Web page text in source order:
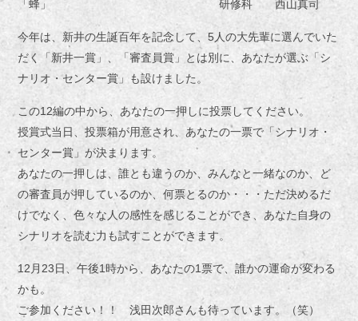
「蜂」 研修科 西山真司
今年は、新井の生誕百年を記念して、5人の大先輩に選んでいた
だく「新井一賞」、「審査員賞」とは別に、あなたが選ぶ「シ
ナリオ・センター賞」も設けました。
この12編の中から、あなたの一押しに投票してください。
授賞式当日、投票箱が用意され、あなたの一票で「シナリオ・
センター賞」が決まります。
あなたの一押しは、誰とも違うのか、みんなと一緒なのか、ど
の審査員が押しているのか、何票とるのか・・・ただ決めるだ
けでなく、色々な人の感性を感じることができ、あなた自身の
シナリオを読む力も試すことができます。
12月23日、午後1時から、あなたの1票で、誰かの運命が変わる
かも。
ご参加ください！！ 浅田次郎さんも待っています。（笑）